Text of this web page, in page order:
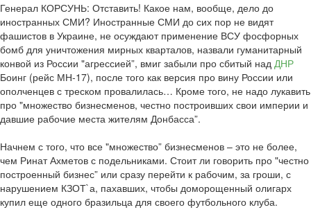
Генерал КОРСУНЬ: Отставить! Какое нам, вообще, дело до
иностранных СМИ? Иностранные СМИ до сих пор не видят
фашистов в Украине, не осуждают применение ВСУ фосфорных
бомб для уничтожения мирных кварталов, назвали гуманитарный
конвой из России "агрессией”, вмиг забыли про сбитый над ДНР
Боинг (рейс МН-17), после того как версия про вину России или
ополченцев с треском провалилась… Кроме того, не надо лукавить
про "множество бизнесменов, честно построивших свои империи и
давшие рабочие места жителям Донбасса”.
Начнем с того, что все "множество” бизнесменов – это не более,
чем Ринат Ахметов с подельниками. Стоит ли говорить про "честно
построенный бизнес” или сразу перейти к рабочим, за гроши, с
нарушением КЗОТ`а, пахавших, чтобы доморощенный олигарх
купил еще одного бразильца для своего футбольного клуба.